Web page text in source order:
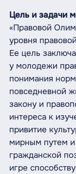
Цель и задачи
«Правовой
уровня
Ее цель
у молодежи
понимания
повседневной
закону и
интереса к
привитие
мирным путем и
гражданской
игре